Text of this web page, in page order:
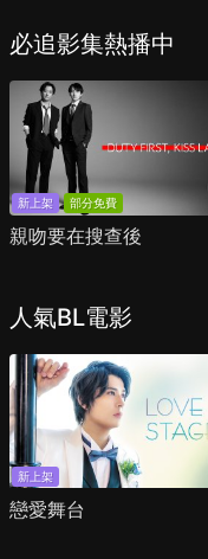
必追影集熱播中
新上架 部分免費
親吻要在搜查後
人氣BL電影
新上架
戀愛舞台